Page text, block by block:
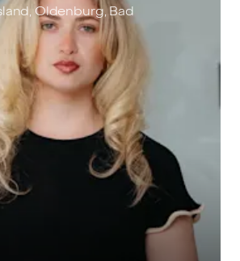
Oldenburg, Bad